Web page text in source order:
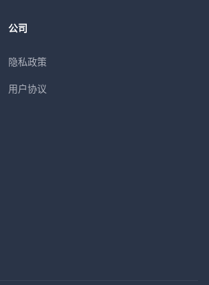
公司
隐私政策
用户协议